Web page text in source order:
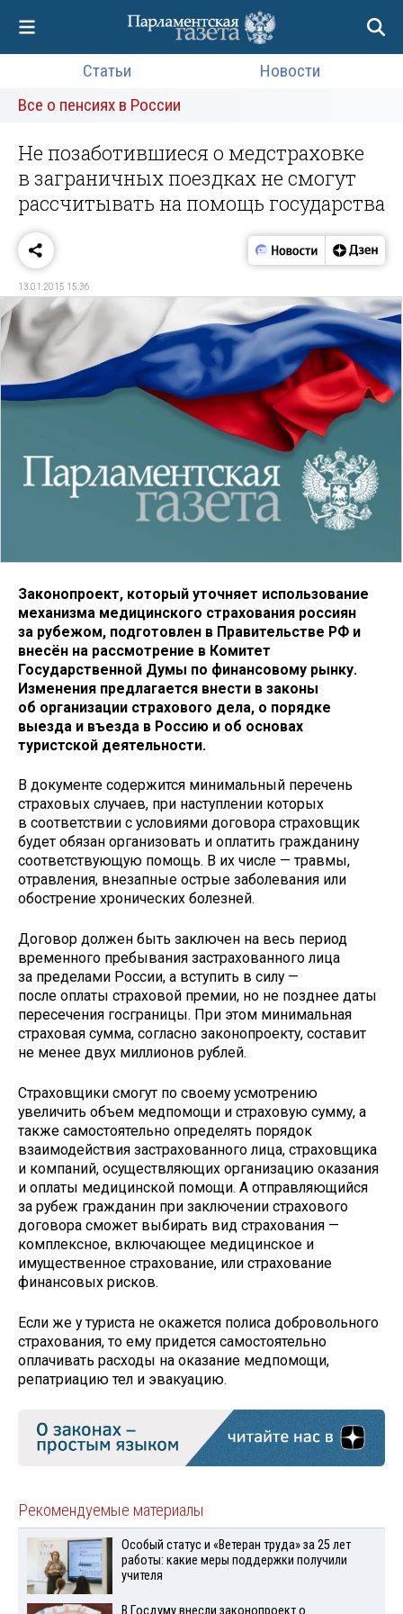
Статьи
Новости
Все о пенсиях в России
Не позаботившиеся о медстраховке
в заграничных поездках не смогут
рассчитывать на помощь государства
13.01.2015 15:36
Законопроект, который уточняет использование
механизма медицинского страхования россиян
за рубежом, подготовлен в Правительстве РФ и
внесён на рассмотрение в Комитет
Государственной Думы по финансовому рынку.
Изменения предлагается внести в законы
об организации страхового дела, о порядке
выезда и въезда в Россию и об основах
туристской деятельности.
В документе содержится минимальный перечень
страховых случаев, при наступлении которых
в соответствии с условиями договора страховщик
будет обязан организовать и оплатить гражданину
соответствующую помощь. В их числе — травмы,
отравления, внезапные острые заболевания или
обострение хронических болезней.
Договор должен быть заключен на весь период
временного пребывания застрахованного лица
за пределами России, а вступить в силу —
после оплаты страховой премии, но не позднее даты
пересечения госграницы. При этом минимальная
страховая сумма, согласно законопроекту, составит
не менее двух миллионов рублей.
Страховщики смогут по своему усмотрению
увеличить объем медпомощи и страховую сумму, а
также самостоятельно определять порядок
взаимодействия застрахованного лица, страховщика
и компаний, осуществляющих организацию оказания
и оплаты медицинской помощи. А отправляющийся
за рубеж гражданин при заключении страхового
договора сможет выбирать вид страхования —
комплексное, включающее медицинское и
имущественное страхование, или страхование
финансовых рисков.
Если же у туриста не окажется полиса добровольного
страхования, то ему придется самостоятельно
оплачивать расходы на оказание медпомощи,
репатриацию тел и эвакуацию.
Рекомендуемые материалы
Особый статус и «Ветеран труда» за 25 лет
работы: какие меры поддержки получили
учителя
В Госдуму внесли законопроект о